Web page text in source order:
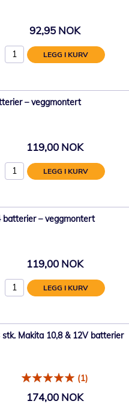
92,95 NOK
LEGG I KURV
– veggmontert
119,00 NOK
LEGG I KURV
batterier – veggmontert
119,00 NOK
LEGG I KURV
Makita 10,8 & 12V batterier
(1)
174,00 NOK